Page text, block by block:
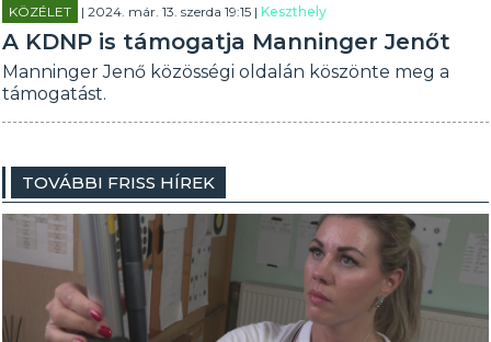
KÖZÉLET | 2024. már. 13. szerda 19:15 |Keszthely
A KDNP is támogatja Manninger Jenőt
Manninger Jenő közösségi oldalán köszönte meg a
támogatást.
TOVÁBBI FRISS HÍREK